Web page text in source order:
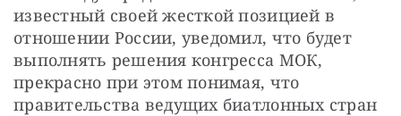
известный своей жесткой позицией в
отношении России, уведомил, что будет
выполнять решения конгресса МОК,
прекрасно при этом понимая, что
правительства ведущих биатлонных стран